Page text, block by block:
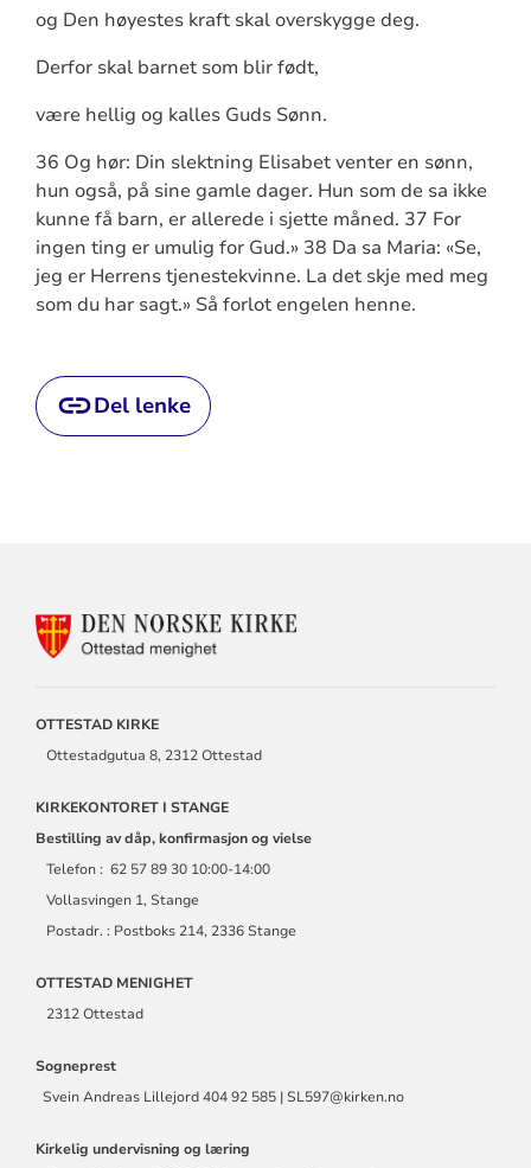
og Den høyestes kraft skal overskygge deg.
Derfor skal barnet som blir født,
være hellig og kalles Guds Sønn.
36 Og hør: Din slektning Elisabet venter en sønn,
hun også, på sine gamle dager. Hun som de sa ikke
kunne få barn, er allerede i sjette måned. 37 For
ingen ting er umulig for Gud.» 38 Da sa Maria: «Se,
jeg er Herrens tjenestekvinne. La det skje med meg
som du har sagt.» Så forlot engelen henne.
Del lenke
KONTAKTINFORMASJON
OTTESTAD KIRKE
Ottestadgutua 8, 2312 Ottestad
KIRKEKONTORET I STANGE
Bestilling av dåp, konfirmasjon og vielse
Telefon : 62 57 89 30 10:00-14:00
Vollasvingen 1, Stange
Postadr. : Postboks 214, 2336 Stange
OTTESTAD MENIGHET
2312 Ottestad
Sogneprest
Svein Andreas Lillejord 404 92 585 | SL597@kirken.no
Kirkelig undervisning og læring